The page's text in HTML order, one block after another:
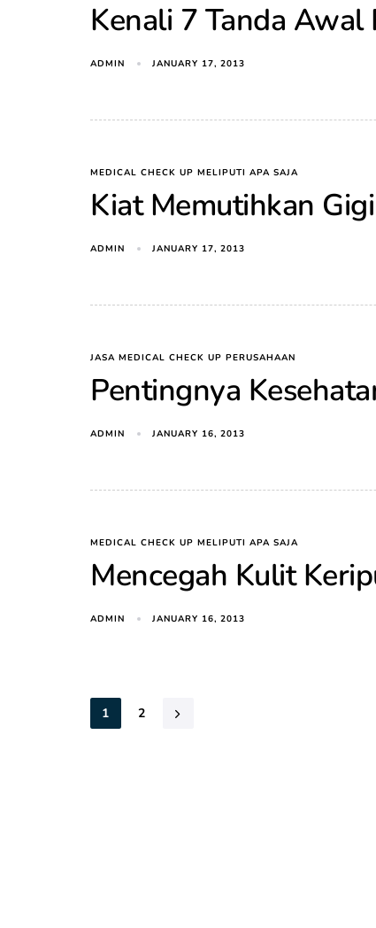
Kenali 7 Tanda Awal
ADMIN JANUARY 17, 2013
MEDICAL CHECK UP MELIPUTI APA SAJA
Kiat Memutihkan
ADMIN JANUARY 17, 2013
JASA MEDICAL CHECK UP PERUSAHAAN
Pentingnya
ADMIN JANUARY 16, 2013
MEDICAL CHECK UP MELIPUTI APA SAJA
Mencegah Kulit
ADMIN JANUARY 16, 2013
1 2